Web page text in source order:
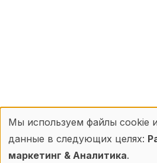
Мы используем файлы cookie
данные в следующих целях:
маркетинг & Аналитика.